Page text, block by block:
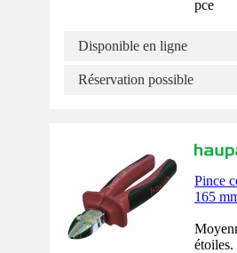
pce
Disponible en ligne
Réservation possible
Pince
165